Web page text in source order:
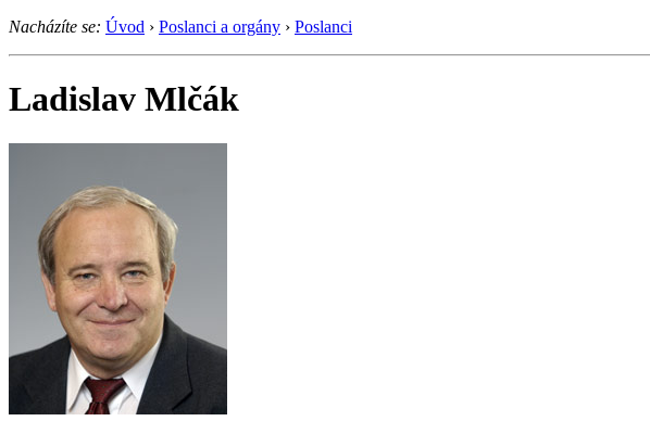
Nacházíte se: Úvod › Poslanci a orgány › Poslanci
Ladislav Mlčák